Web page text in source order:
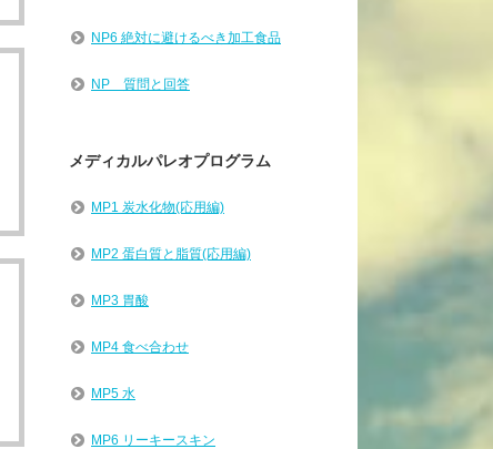
NP6 絶対に避けるべき加工食品
NP 質問と回答
メディカルパレオプログラム
MP1 炭水化物(応用編)
MP2 蛋白質と脂質(応用編)
MP3 胃酸
MP4 食べ合わせ
MP5 水
MP6 リーキースキン